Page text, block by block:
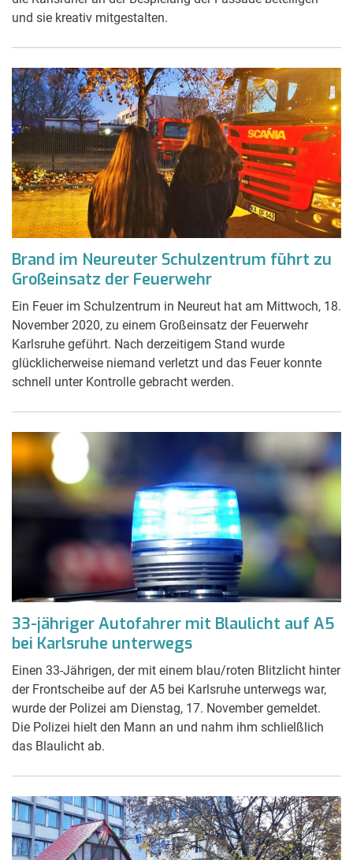
und sie kreativ mitgestalten.
Brand im Neureuter Schulzentrum führt zu
Großeinsatz der Feuerwehr
Ein Feuer im Schulzentrum in Neureut hat am Mittwoch, 18.
November 2020, zu einem Großeinsatz der Feuerwehr
Karlsruhe geführt. Nach derzeitigem Stand wurde
glücklicherweise niemand verletzt und das Feuer konnte
schnell unter Kontrolle gebracht werden.
33-jähriger Autofahrer mit Blaulicht auf A5
bei Karlsruhe unterwegs
Einen 33-Jährigen, der mit einem blau/roten Blitzlicht hinter
der Frontscheibe auf der A5 bei Karlsruhe unterwegs war,
wurde der Polizei am Dienstag, 17. November gemeldet.
Die Polizei hielt den Mann an und nahm ihm schlielßlich
das Blaulicht ab.